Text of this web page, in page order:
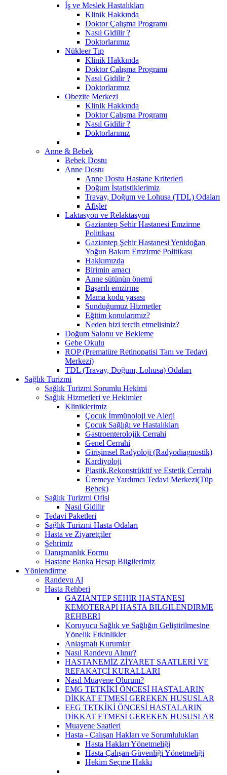
İş ve Meslek Hastalıkları
Klinik Hakkında
Doktor Çalışma Programı
Nasıl Gidilir ?
Doktorlarımız
Nükleer Tıp
Klinik Hakkında
Doktor Çalışma Programı
Nasıl Gidilir ?
Doktorlarımız
Obezite Merkezi
Klinik Hakkında
Doktor Çalışma Programı
Nasıl Gidilir ?
Doktorlarımız
Anne & Bebek
Bebek Dostu
Anne Dostu
Anne Dostu Hastane Kriterleri
Doğum İstatistiklerimiz
Travay, Doğum ve Lohusa (TDL) Odaları
Afişler
Laktasyon ve Relaktasyon
Gaziantep Şehir Hastanesi Emzirme
Politikası
Gaziantep Şehir Hastanesi Yenidoğan
Yoğun Bakım Emzirme Politikası
Hakkımızda
Birimin amacı
Anne sütünün önemi
Başarılı emzirme
Mama kodu yasası
Sunduğumuz Hizmetler
Eğitim konularımız?
Neden bizi tercih etmelisiniz?
Doğum Salonu ve Bekleme
Gebe Okulu
ROP (Prematüre Retinopatisi Tanı ve Tedavi
Merkezi)
TDL (Travay, Doğum, Lohusa) Odaları
Sağlık Turizmi
Sağlık Turizmi Sorumlu Hekimi
Sağlık Hizmetleri ve Hekimler
Kliniklerimiz
Çocuk İmmünoloji ve Alerji
Çocuk Sağlığı ve Hastalıkları
Gastroenterolojik Cerrahi
Genel Cerrahi
Girişimsel Radyoloji (Radyodiagnostik)
Kardiyoloji
Plastik,Rekonstrüktif ve Estetik Cerrahi
Üremeye Yardımcı Tedavi Merkezi(Tüp
Bebek)
Sağlık Turizmi Ofisi
Nasıl Gidilir
Tedavi Paketleri
Sağlık Turizmi Hasta Odaları
Hasta ve Ziyaretçiler
Şehrimiz
Danışmanlık Formu
Hastane Banka Hesap Bilgilerimiz
Yönlendirme
Randevu Al
Hasta Rehberi
GAZIANTEP SEHIR HASTANESI
KEMOTERAPI HASTA BILGILENDIRME
REHBERI
Koruyucu Sağlık ve Sağlığın Geliştirilmesine
Yönelik Etkinlikler
Anlaşmalı Kurumlar
Nasıl Randevu Alınır?
HASTANEMİZ ZİYARET SAATLERİ VE
REFAKATÇİ KURALLARI
Nasıl Muayene Olurum?
EMG TETKİKİ ÖNCESİ HASTALARIN
DİKKAT ETMESİ GEREKEN HUSUSLAR
EEG TETKİKİ ÖNCESİ HASTALARIN
DİKKAT ETMESİ GEREKEN HUSUSLAR
Muayene Saatleri
Hasta - Çalışan Hakları ve Sorumlulukları
Hasta Hakları Yönetmeliği
Hasta Çalışan Güvenliği Yönetmeliği
Hekim Seçme Hakkı